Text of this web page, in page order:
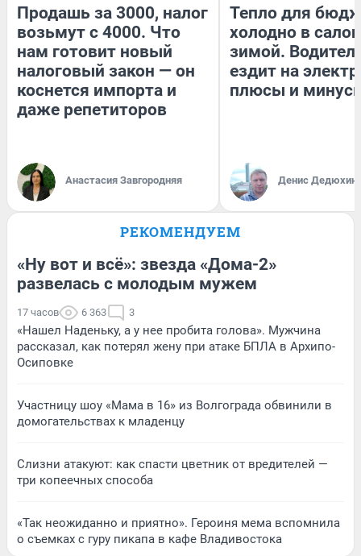
Продашь за 3000, налог
возьмут с 4000. Что
нам готовит новый
налоговый закон — он
коснется импорта и
даже репетиторов
Анастасия Завгородняя
Тепло для
холодно в
зимой.
ездит на
плюсы и
Денис Дедюхин
РЕКОМЕНДУЕМ
«Ну вот и всё»: звезда «Дома-2»
развелась с молодым мужем
17 часов 6 363 3
«Нашел Наденьку, а у нее пробита голова». Мужчина
рассказал, как потерял жену при атаке БПЛА в Архипо-
Осиповке
Участницу шоу «Мама в 16» из Волгограда обвинили в
домогательствах к младенцу
Слизни атакуют: как спасти цветник от вредителей —
три копеечных способа
«Так неожиданно и приятно». Героиня мема вспомнила
о съемках с гуру пикапа в кафе Владивостока